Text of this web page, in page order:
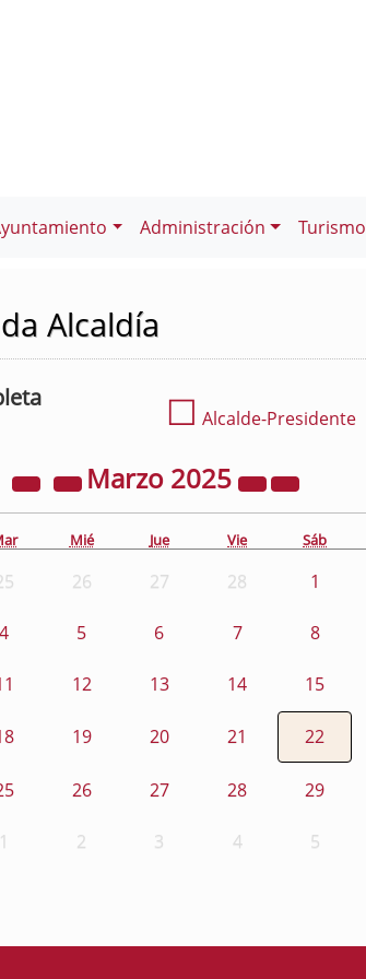
Administración Turismo
Alcaldía
☐ Alcalde-Presidente
Marzo 2025
Mié Jue Vie Sáb
26 27 28 1
4 5 6 7 8
12 13 14 15
19 20 21 22
26 27 28 29
1 2 3 4 5